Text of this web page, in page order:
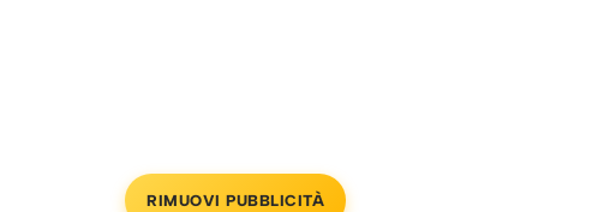
RIMUOVI PUBBLICITÀ